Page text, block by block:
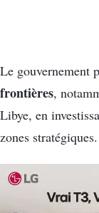
Le gouvernement
frontières,
Libye, en
zones stratégiques.